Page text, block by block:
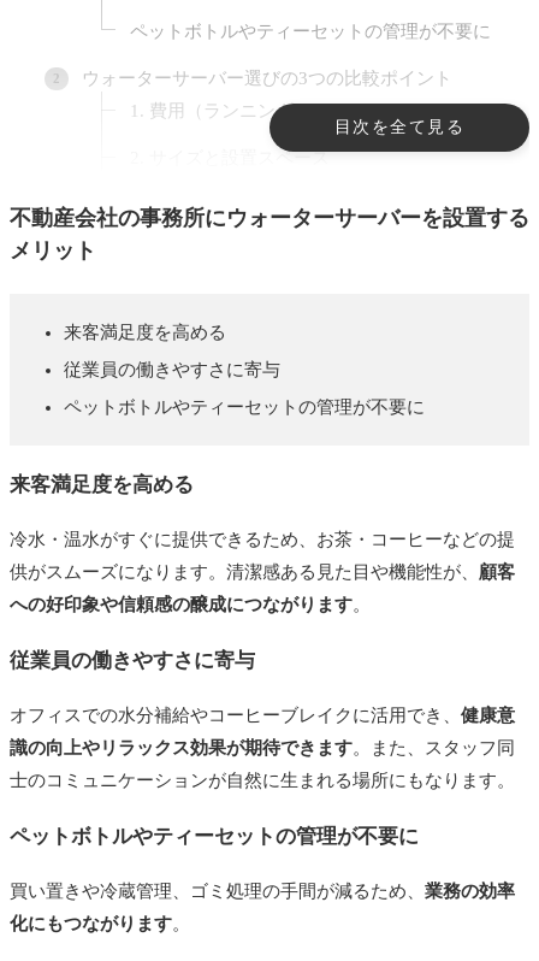
目次を全て見る
ペットボトルやティーセットの管理が不要に
ウォーターサーバー選びの3つの比較ポイント
1. 費用（ランニングコスト）
2. サイズと設置スペース
3. 機能とメンテナンス性
不動産事務所におすすめのウォーターサーバー3選
費用の目安
こんな事務所におすすめ
2. コスモウォーター Smartプラス
特徴
費用の目安
サイズ
こんな事務所におすすめ
3. アクアスタイル（AQUASTYLE）水道直結
型サーバー
不動産会社の事務所にウォーターサーバーを設置する
メリット
来客満足度を高める
従業員の働きやすさに寄与
ペットボトルやティーセットの管理が不要に
来客満足度を高める
冷水・温水がすぐに提供できるため、お茶・コーヒーなどの提
供がスムーズになります。清潔感ある見た目や機能性が、 顧客
への好印象や信頼感の醸成につながります。
従業員の働きやすさに寄与
オフィスでの水分補給やコーヒーブレイクに活用でき、 健康意
識の向上やリラックス効果が期待できます。また、スタッフ同
士のコミュニケーションが自然に生まれる場所にもなります。
ペットボトルやティーセットの管理が不要に
買い置きや冷蔵管理、ゴミ処理の手間が減るため、 業務の効率
化にもつながります。